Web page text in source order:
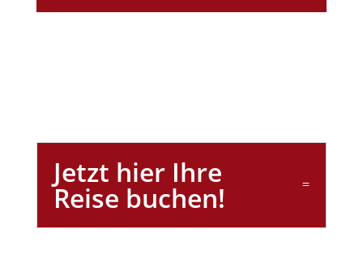
Jetzt hier Ihre
Reise buchen!